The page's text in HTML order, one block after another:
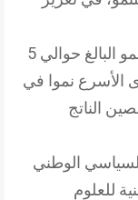
وعلى المستوى العالمي، يضع معدل النمو البالغ حوالي 5
الأسرع نموا في
الناتج
الوطني
للعلوم